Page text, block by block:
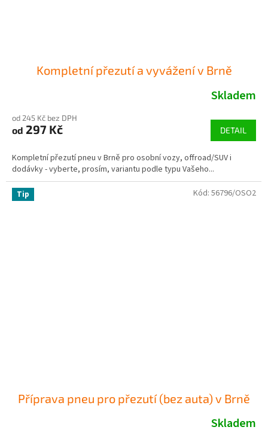
Kompletní přezutí a vyvážení v Brně
Skladem
od 245 Kč bez DPH
od 297 Kč DETAIL
Kompletní přezutí pneu v Brně pro osobní vozy, offroad/SUV i
dodávky - vyberte, prosím, variantu podle typu Vašeho...
Tip
Příprava pneu pro přezutí (bez auta) v Brně
Skladem
Kód: 56796/OSO2